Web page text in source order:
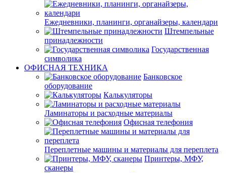
Ежедневники, планинги, органайзеры, календари
Штемпельные
принадлежности
Государственная
символика
ОФИСНАЯ ТЕХНИКА
Банковское
оборудование
Калькуляторы
Ламинаторы и расходные материалы
Офисная телефония
Переплетные машины и материалы для переплета
Принтеры, МФУ,
сканеры